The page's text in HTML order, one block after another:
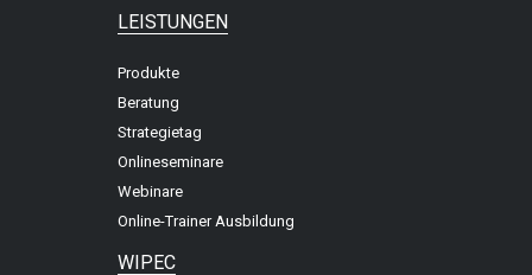
LEISTUNGEN
Produkte
Beratung
Strategietag
Onlineseminare
Webinare
Online-Trainer Ausbildung
WIPEC